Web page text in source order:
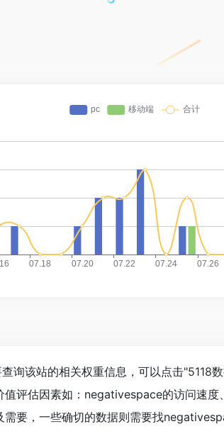
询该站的相关权重信息，可以点击"5118
评估因素如：negativespace的访问速
要，一些确切的数据则需要找